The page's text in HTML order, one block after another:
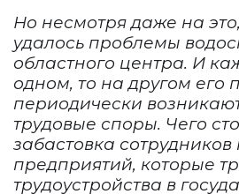
Но несмотря даже на
удалось проблемы
областного центра. И
одном, то на другом его
периодически
трудовые споры. Чего
забастовка
предприятий, которые
трудоустройства в